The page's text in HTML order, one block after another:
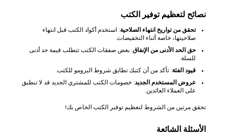
نصائح لتعظيم توفير الكتب
تحقق من تواريخ انتهاء الصلاحية: استخدم أكواد الكتب قبل انتهاء
صلاحيتها، خاصة أثناء التخفيضات.
حق الحد الأدنى من الإنفاق: بعض صفقات الكتب تتطلب قيمة حد أدنى
للسلة.
قيود الفئة: تأكد من أن كتبك تطابق شروط البرومو للكتب.
عروض المستخدم الجديد: خصومات الكتب للمشتري الجديد قد لا تنطبق
على العملاء العائدين.
تحقق مرتين من الشروط لتعظيم توفير الكتب الخاص بك!
الأسئلة الشائعة